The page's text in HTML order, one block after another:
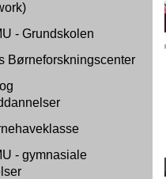
- Grundskolen
Børneforskningscenter
- gymnasiale